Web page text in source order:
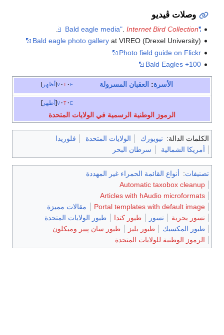
وصلات ڤيديو
"Bald eagle media"
.Internet Bird Collection
.
Bald eagle photo gallery at VIREO (Drexel University)
Photo field guide on Flickr
100+ Bald Eagles
أظهر v t e الأسرة: العقبان المسرولة
أظهر v t e
الرموز الوطنية الرسمية في الولايات المتحدة
الكلمات الدالة: نيويورك الولايات المتحدة
فلوريدا
أمريكا الشمالية
سرطان البحر
تصنيفات: أنواع القائمة الحمراء غير المهددة
Automatic taxobox cleanup
Articles with hAudio microformats
Portal templates with default image
مقالات مميزة
نسور بحرية
نسور طيور كندا
طيور الولايات المتحدة
طيور المكسيك
طيور بليز
طيور سان پيير وميكلون
الرموز الوطنية للولايات المتحدة